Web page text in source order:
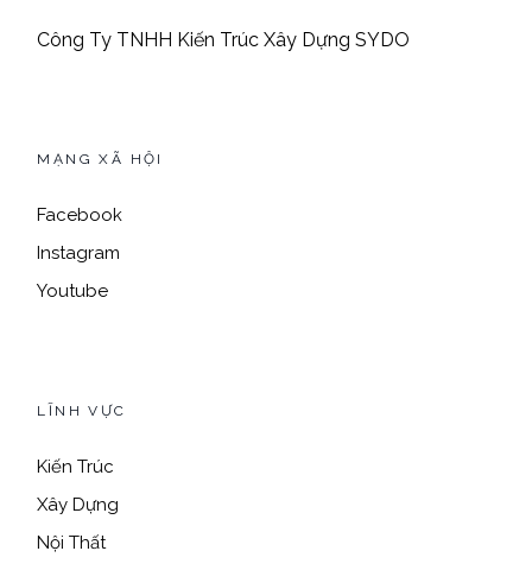
Công Ty TNHH Kiến Trúc Xây Dựng SYDO
MẠNG XÃ HỘI
Facebook
Instagram
Youtube
LĨNH VỰC
Kiến Trúc
Xây Dựng
Nội Thất